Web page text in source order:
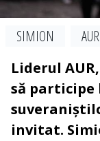
SIMION AUR
Liderul
să participe
invitat.